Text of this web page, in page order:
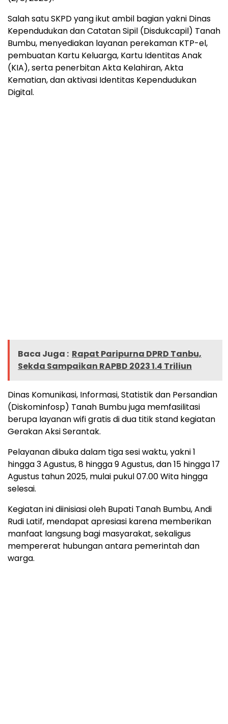
Salah satu SKPD yang ikut ambil bagian yakni Dinas
Kependudukan dan Catatan Sipil (Disdukcapil) Tanah
Bumbu, menyediakan layanan perekaman KTP-el,
pembuatan Kartu Keluarga, Kartu Identitas Anak
(KIA), serta penerbitan Akta Kelahiran, Akta
Kematian, dan aktivasi Identitas Kependudukan
Digital.
Baca Juga : Rapat Paripurna DPRD Tanbu,
Sekda Sampaikan RAPBD 2023 1.4 Triliun
Dinas Komunikasi, Informasi, Statistik dan Persandian
(Diskominfosp) Tanah Bumbu juga memfasilitasi
berupa layanan wifi gratis di dua titik stand kegiatan
Gerakan Aksi Serantak.
Pelayanan dibuka dalam tiga sesi waktu, yakni 1
hingga 3 Agustus, 8 hingga 9 Agustus, dan 15 hingga 17
Agustus tahun 2025, mulai pukul 07.00 Wita hingga
selesai.
Kegiatan ini diinisiasi oleh Bupati Tanah Bumbu, Andi
Rudi Latif, mendapat apresiasi karena memberikan
manfaat langsung bagi masyarakat, sekaligus
mempererat hubungan antara pemerintah dan
warga.